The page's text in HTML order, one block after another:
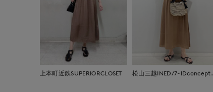
上本町近鉄SUPERIORCLOSET 松山三越INED/7-IDconcept.